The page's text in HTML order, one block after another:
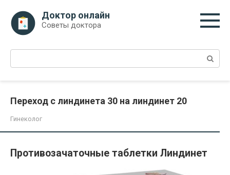
контенту
Доктор онлайн
Советы доктора
Поиск:
Переход с линдинета 30 на линдинет 20
Гинеколог
Противозачаточные таблетки Линдинет